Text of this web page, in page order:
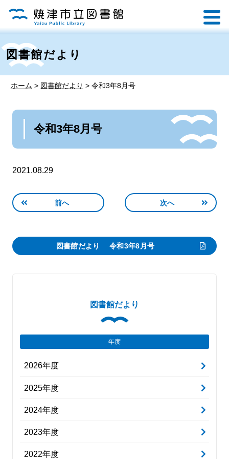
図書館だより
ホーム > 図書館だより > 令和3年8月号
令和3年8月号
2021.08.29
前へ 次へ
図書館だより 令和3年8月号
図書館だより
年度
2026年度
2025年度
2024年度
2023年度
2022年度